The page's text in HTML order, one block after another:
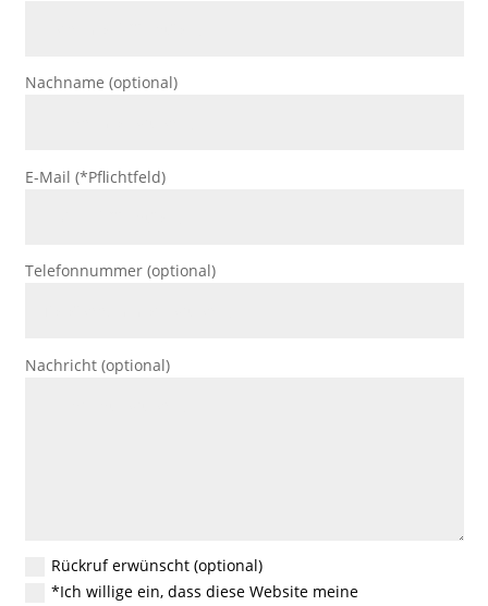
Nachname (optional)
E-Mail (*Pflichtfeld)
Telefonnummer (optional)
Nachricht (optional)
Rückruf erwünscht (optional)
*Ich willige ein, dass diese Website meine